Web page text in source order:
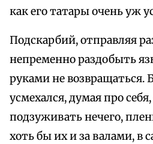
как его татары очень уж
Подскарбий, отправляя
непременно раздобыть
руками не возвращаться.
усмехался, думая про
подзуживать нечего,
хоть бы их и за валами, в